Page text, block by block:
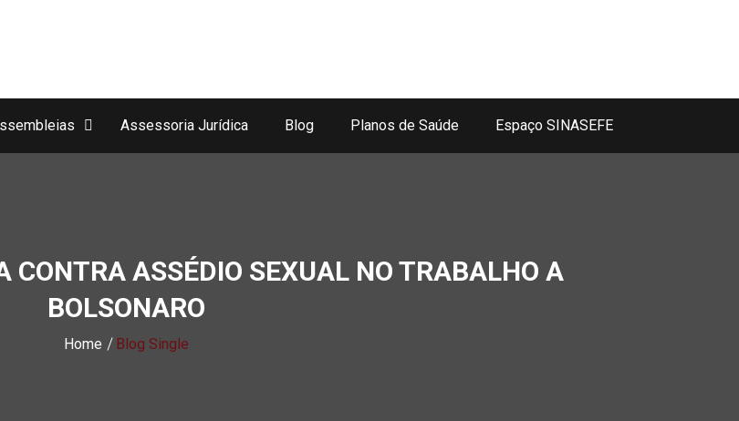
Assessoria Jurídica Blog Planos de Saúde Espaço SINASEFE
CONTRA ASSÉDIO SEXUAL NO TRABALHO A
BOLSONARO
Home Blog Single